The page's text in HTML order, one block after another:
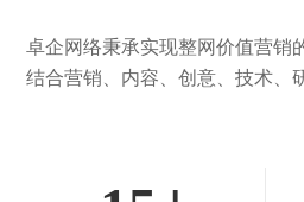
卓企网络秉承实现整网价值营销
结合营销、内容、创意、技术、